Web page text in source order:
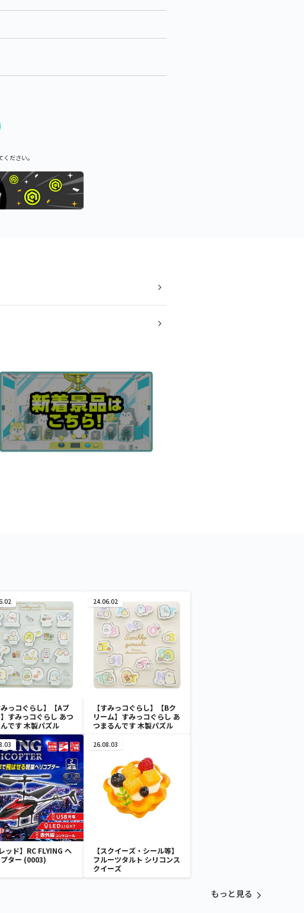
ださい。
みっコぐらし】【Aブ
すみっコぐらし あつ
です 木製パズル
24.06.02
【すみっコぐらし】【Bク
リーム】すみっコぐらし あ
つまるんです 木製パズル
レッド】RC FLYING ヘ
ター (0003)
26.08.03
【スクイーズ・シール等】
フルーツタルト シリコンス
クイーズ
もっと見る